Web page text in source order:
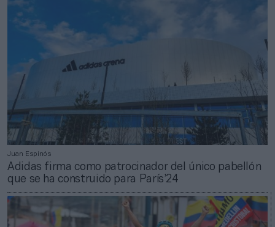
Juan Espinós
Adidas firma como patrocinador del único pabellón
que se ha construido para París’24